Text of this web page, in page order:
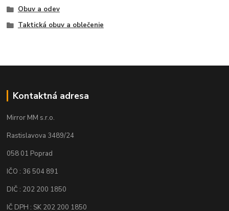
Obuv a odev
Taktická obuv a oblečenie
Kontaktná adresa
Mirror MM s.r.o.
Rastislavova 3489/24
058 01 Poprad
IČO : 36 504 891
DIČ : 202 200 1850
IČ DPH : SK 202 200 1850